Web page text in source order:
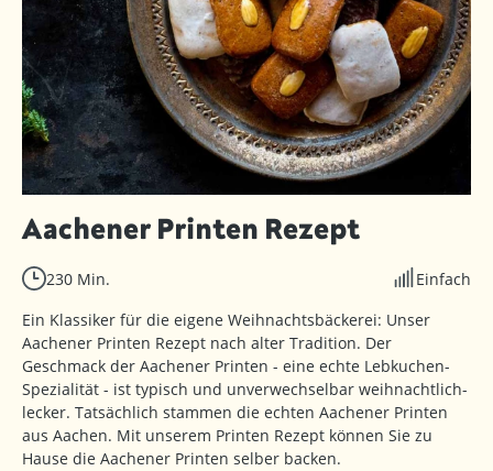
Aachener Printen Rezept
230 Min.
Einfach
Ein Klassiker für die eigene Weihnachtsbäckerei: Unser
Aachener Printen Rezept nach alter Tradition. Der
Geschmack der Aachener Printen - eine echte Lebkuchen-
Spezialität - ist typisch und unverwechselbar weihnachtlich-
lecker. Tatsächlich stammen die echten Aachener Printen
aus Aachen. Mit unserem Printen Rezept können Sie zu
Hause die Aachener Printen selber backen.